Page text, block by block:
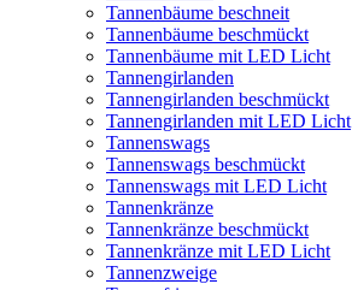
Tannenbäume beschneit
Tannenbäume beschmückt
Tannenbäume mit LED Licht
Tannengirlanden
Tannengirlanden beschmückt
Tannengirlanden mit LED Licht
Tannenswags
Tannenswags beschmückt
Tannenswags mit LED Licht
Tannenkränze
Tannenkränze beschmückt
Tannenkränze mit LED Licht
Tannenzweige